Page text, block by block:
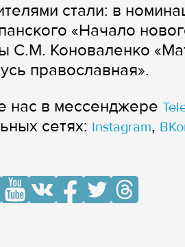
стали: в
«Начало
С.М. Коноваленко
православная».
нас в мессенджере
сетях: Instagram,